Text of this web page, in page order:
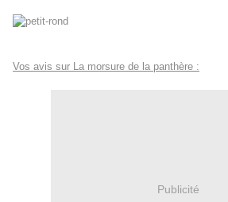
Vos avis sur La morsure de la panthère :
Publicité